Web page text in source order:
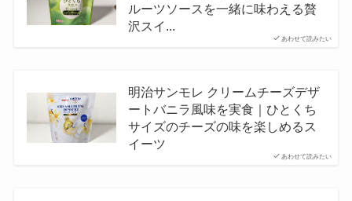
あわせて読みたい
ルーツソースを一緒に味わえる贅
沢スイ...
あわせて読みたい
明治サンモレ クリームチーズデザ
ートバニラ風味を実食｜ひとくち
サイズのチーズの味を楽しめるス
イーツ